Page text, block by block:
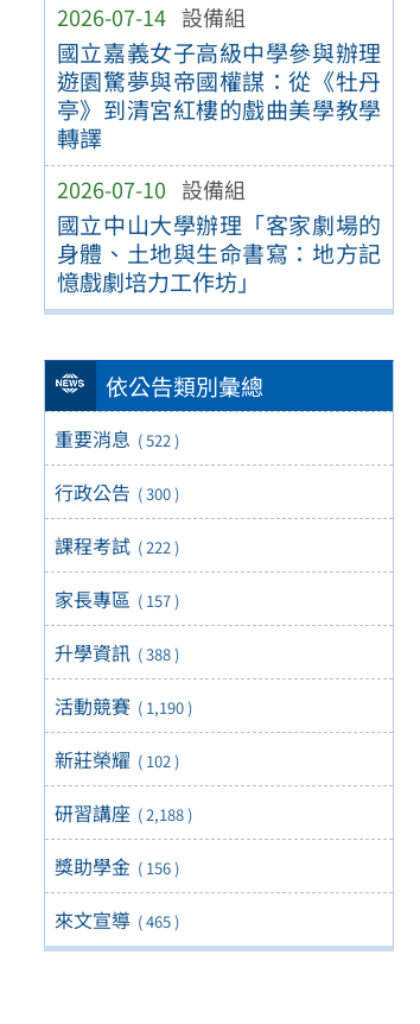
2026-07-14 設備組
國立嘉義女子高級中學參與辦理
遊園驚夢與帝國權謀：從《牡丹
亭》到清宮紅樓的戲曲美學教學
轉譯
2026-07-10 設備組
國立中山大學辦理「客家劇場的
身體、土地與生命書寫：地方記
憶戲劇培力工作坊」
依公告類別彙總
重要消息 ( 522 )
行政公告 ( 300 )
課程考試 ( 222 )
家長專區 ( 157 )
升學資訊 ( 388 )
活動競賽 ( 1,190 )
新莊榮耀 ( 102 )
研習講座 ( 2,188 )
獎助學金 ( 156 )
來文宣導 ( 465 )